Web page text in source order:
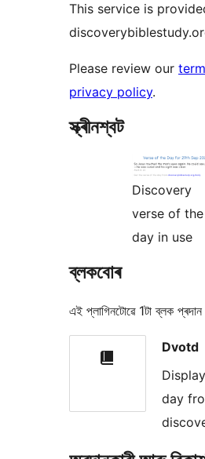
This service is
Please review our
privacy policy.
স্ক্ৰীনশ্বট
Discovery
verse of the
day in use
ব্লকবোৰ
এই প্লাগিনটোৱে 1টা ব্লক
Dvotd
day